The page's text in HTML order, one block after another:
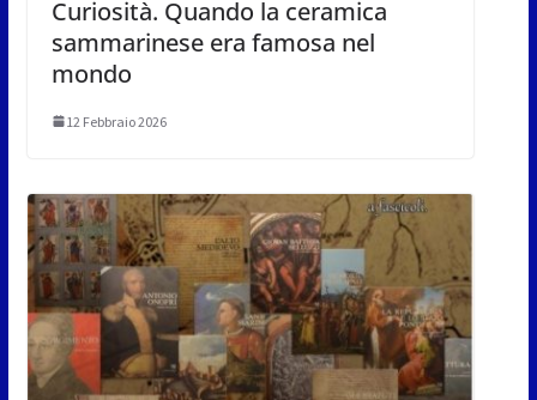
Curiosità. Quando la ceramica
sammarinese era famosa nel
mondo
12 Febbraio 2026